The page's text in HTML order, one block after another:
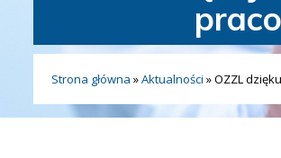
Strona główna »Aktualności »OZZL